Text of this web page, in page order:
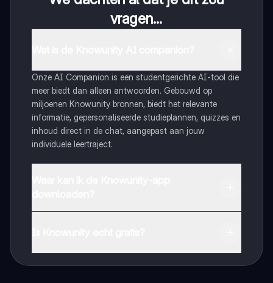
vragen...
Onze AI Companion is een studentgerichte AI-tool die
meer biedt dan alleen antwoorden. Gebouwd op
miljoenen Knowunity bronnen, biedt het relevante
informatie, gepersonaliseerde studieplannen, quizzes en
inhoud direct in de chat, aangepast aan jouw
individuele leertraject.